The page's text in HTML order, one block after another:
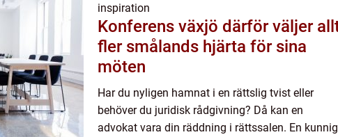
inspiration
Konferens växjö därför väljer allt
fler smålands hjärta för sina
möten
Har du nyligen hamnat i en rättslig tvist eller
behöver du juridisk rådgivning? Då kan en
advokat vara din räddning i rättssalen. En kunnig